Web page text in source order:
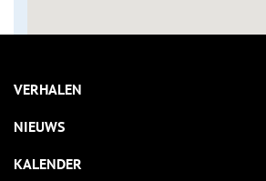
VERHALEN
NIEUWS
KALENDER